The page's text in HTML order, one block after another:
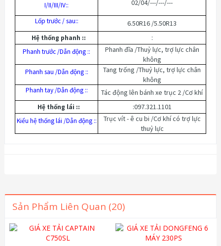
I/II/III/IV:: 02/04/---/---/---
Lốp trước / sau:: 6.50R16 /5.50R13
Hệ thống phanh :: :
Phanh trước /Dẫn động ::
Phanh đĩa /Thuỷ lực, trợ lực chân
không
Phanh sau /Dẫn động ::
Tang trống /Thuỷ lực, trợ lực chân
không
Phanh tay /Dẫn động :: Tác động lên bánh xe trục 2 /Cơ khí
Hệ thống lái :: :097.321.1101
Kiểu hệ thống lái /Dẫn động ::
Trục vít - ê cu bi /Cơ khí có trợ lực
thuỷ lực
Sản Phẩm Liên Quan (20)